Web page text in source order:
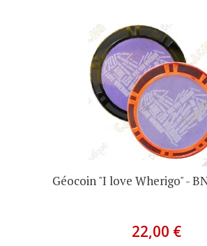
Géocoin "I love Wherigo" -
22,00 €